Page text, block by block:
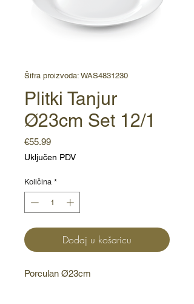
Šifra proizvoda: WAS4831230
Plitki Tanjur
Ø23cm Set 12/1
€55.99Cijena
Uključen PDV
Količina *
Dodaj u košaricu
Porculan Ø23cm